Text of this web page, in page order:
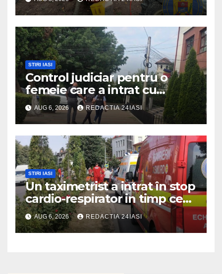
prin efortul comun al
echipajelor de intervenție
STIRI IASI
Control judiciar pentru o
femeie care a intrat cu
mașina într-o turmă de oi
AUG 6, 2026 REDACTIA 24IASI
STIRI IASI
Un taximetrist a intrat în stop
cardio-respirator in timp ce
se afla la volan
AUG 6, 2026 REDACTIA 24IASI